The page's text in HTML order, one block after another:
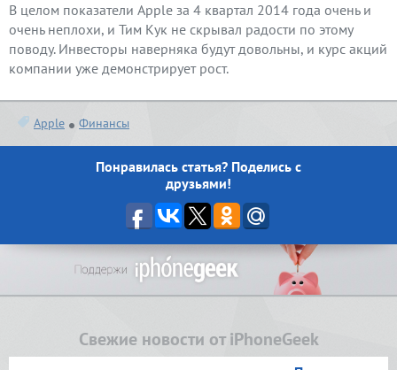
В целом показатели Apple за 4 квартал 2014 года очень и
очень неплохи, и Тим Кук не скрывал радости по этому
поводу. Инвесторы наверняка будут довольны, и курс акций
компании уже демонстрирует рост.
Apple Финансы
Понравилась статья? Поделись с
друзьями!
Свежие новости от iPhoneGeek